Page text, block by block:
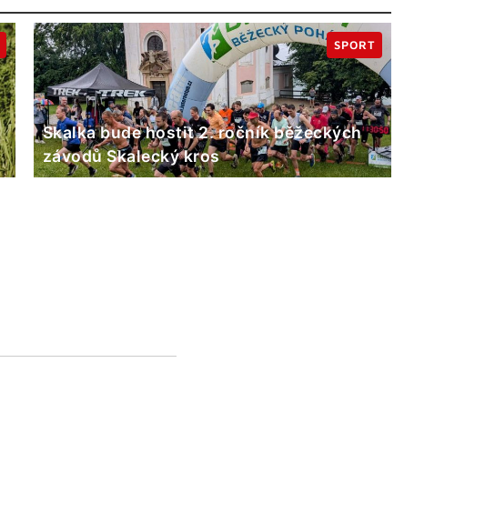
Skalka bude hostit 2. ročník běžeckých
závodů Skalecký kros
SPORT